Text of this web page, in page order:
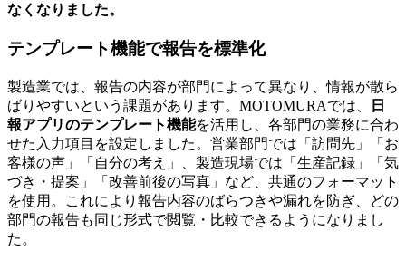
なくなりました。
テンプレート機能で報告を標準化
製造業では、報告の内容が部門によって異なり、情報が散ら
ばりやすいという課題があります。MOTOMURAでは、
日
報アプリのテンプレート機能を活用し、各部門の業務に合わ
せた入力項目を設定しました。営業部門では「訪問先」「お
客様の声」「自分の考え」、製造現場では「生産記録」「気
づき・提案」「改善前後の写真」など、共通のフォーマット
を使用。これにより報告内容のばらつきや漏れを防ぎ、どの
部門の報告も同じ形式で閲覧・比較できるようになりまし
た。